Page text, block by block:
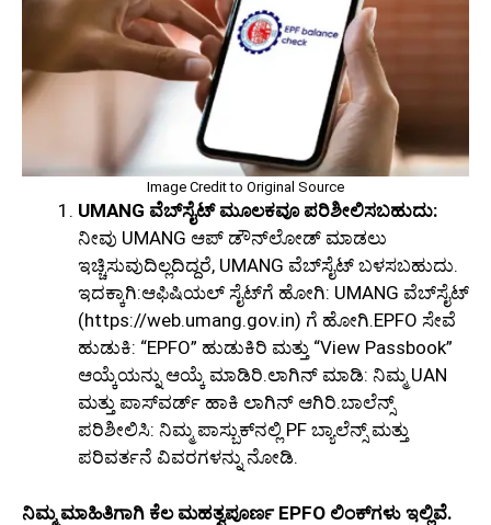
Image Credit to Original Source
UMANG ವೆಬ್‌ಸೈಟ್ ಮೂಲಕವೂ ಪರಿಶೀಲಿಸಬಹುದು:
ನೀವು UMANG ಆಪ್ ಡೌನ್‌ಲೋಡ್ ಮಾಡಲು
ಇಚ್ಚಿಸುವುದಿಲ್ಲದಿದ್ದರೆ, UMANG ವೆಬ್‌ಸೈಟ್ ಬಳಸಬಹುದು.
ಇದಕ್ಕಾಗಿ:ಆಫಿಷಿಯಲ್ ಸೈಟ್‌ಗೆ ಹೋಗಿ: UMANG ವೆಬ್‌ಸೈಟ್
(https://web.umang.gov.in) ಗೆ ಹೋಗಿ.EPFO ಸೇವೆ
ಹುಡುಕಿ: “EPFO” ಹುಡುಕಿರಿ ಮತ್ತು “View Passbook”
ಆಯ್ಕೆಯನ್ನು ಆಯ್ಕೆ ಮಾಡಿರಿ.ಲಾಗಿನ್ ಮಾಡಿ: ನಿಮ್ಮ UAN
ಮತ್ತು ಪಾಸ್‌ವರ್ಡ್ ಹಾಕಿ ಲಾಗಿನ್ ಆಗಿರಿ.ಬಾಲೆನ್ಸ್
ಪರಿಶೀಲಿಸಿ: ನಿಮ್ಮ ಪಾಸ್ಬುಕ್‌ನಲ್ಲಿ PF ಬ್ಯಾಲೆನ್ಸ್‌ ಮತ್ತು
ಪರಿವರ್ತನೆ ವಿವರಗಳನ್ನು ನೋಡಿ.
ನಿಮ್ಮ ಮಾಹಿತಿಗಾಗಿ ಕೆಲ ಮಹತ್ವಪೂರ್ಣ EPFO ಲಿಂಕ್‌ಗಳು ಇಲ್ಲಿವೆ.